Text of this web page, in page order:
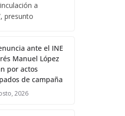
a
presunto
ante el INE
Manuel López
por actos
de campaña
2026